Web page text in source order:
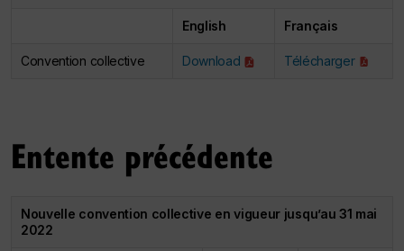
English Français
Convention collective Download Télécharger
Entente précédente
Nouvelle convention collective en vigueur jusqu’au 31 mai
2022